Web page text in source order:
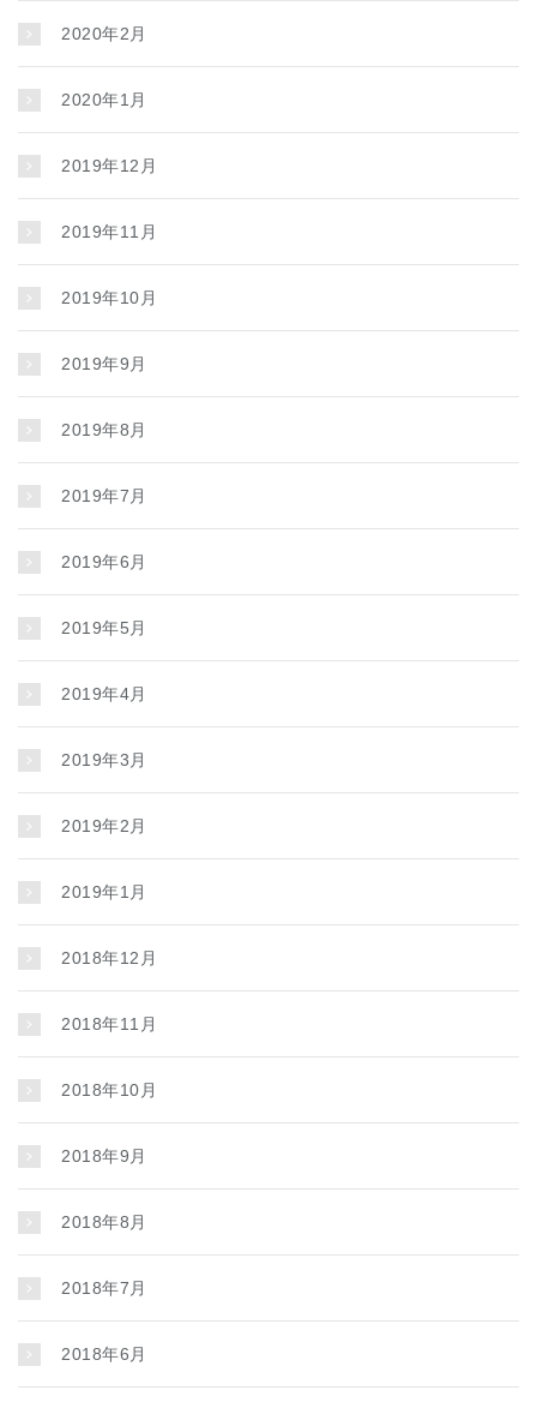
2020年2月
2020年1月
2019年12月
2019年11月
2019年10月
2019年9月
2019年8月
2019年7月
2019年6月
2019年5月
2019年4月
2019年3月
2019年2月
2019年1月
2018年12月
2018年11月
2018年10月
2018年9月
2018年8月
2018年7月
2018年6月